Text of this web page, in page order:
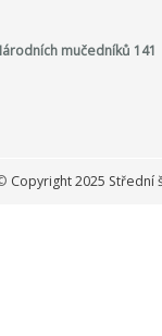
mučedníků 141
Copyright 2025 Střední